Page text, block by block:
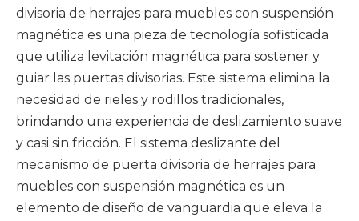
divisoria de herrajes para muebles con suspensión
magnética es una pieza de tecnología sofisticada
que utiliza levitación magnética para sostener y
guiar las puertas divisorias. Este sistema elimina la
necesidad de rieles y rodillos tradicionales,
brindando una experiencia de deslizamiento suave
y casi sin fricción. El sistema deslizante del
mecanismo de puerta divisoria de herrajes para
muebles con suspensión magnética es un
elemento de diseño de vanguardia que eleva la